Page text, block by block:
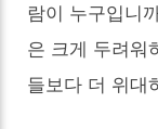
람이 누구입니
은 크게 두려워
들보다 더 위대